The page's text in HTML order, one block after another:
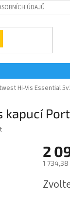
ÚDAJŮ
Hi-Vis Essential
2
1 734,38
cena: